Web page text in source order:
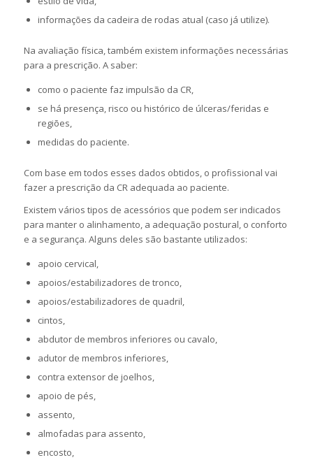
informações da cadeira de rodas atual (caso já utilize).
Na avaliação física, também existem informações necessárias
para a prescrição. A saber:
como o paciente faz impulsão da CR,
se há presença, risco ou histórico de úlceras/feridas e
regiões,
medidas do paciente.
Com base em todos esses dados obtidos, o profissional vai
fazer a prescrição da CR adequada ao paciente.
Existem vários tipos de acessórios que podem ser indicados
para manter o alinhamento, a adequação postural, o conforto
e a segurança. Alguns deles são bastante utilizados:
apoio cervical,
apoios/estabilizadores de tronco,
apoios/estabilizadores de quadril,
cintos,
abdutor de membros inferiores ou cavalo,
adutor de membros inferiores,
contra extensor de joelhos,
apoio de pés,
assento,
almofadas para assento,
encosto,